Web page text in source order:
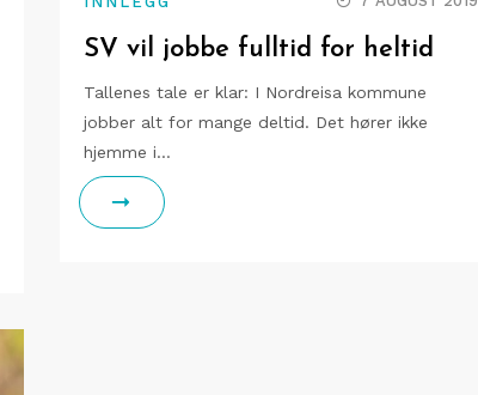
SV vil jobbe fulltid for heltid
Tallenes tale er klar: I Nordreisa kommune
jobber alt for mange deltid. Det hører ikke
hjemme i…